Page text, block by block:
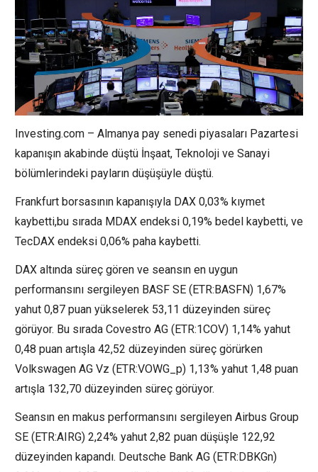
Investing.com – Almanya pay senedi piyasaları Pazartesi
kapanışın akabinde düştü İnşaat, Teknoloji ve Sanayi
bölümlerindeki payların düşüşüyle düştü.
Frankfurt borsasının kapanışıyla DAX 0,03% kıymet
kaybetti,bu sırada MDAX endeksi 0,19% bedel kaybetti, ve
TecDAX endeksi 0,06% paha kaybetti.
DAX altında süreç gören ve seansın en uygun
performansını sergileyen BASF SE (ETR: BASFN) 1,67%
yahut 0,87 puan yükselerek 53,11 düzeyinden süreç
görüyor. Bu sırada Covestro AG (ETR:1COV) 1,14% yahut
0,48 puan artışla 42,52 düzeyinden süreç görürken
Volkswagen AG Vz (ETR:VOWG_p) 1,13% yahut 1,48 puan
artışla 132,70 düzeyinden süreç görüyor.
Seansın en makus performansını sergileyen Airbus Group
SE (ETR:AIRG) 2,24% yahut 2,82 puan düşüşle 122,92
düzeyinden kapandı. Deutsche Bank AG (ETR: DBKGn)